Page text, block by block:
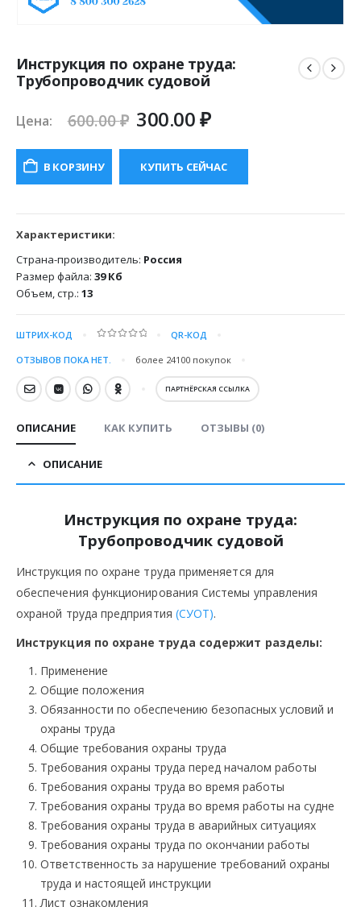
Инструкция по охране труда:
Трубопроводчик судовой
Цена: 600.00₽ Первоначальная
составляла
600.00 ₽.
300.00₽Текущая
300.00 ₽.
В КОРЗИНУ КУПИТЬ СЕЙЧАС
Характеристики:
Страна-производитель: Россия
Размер файла: 39 Кб
Объем, стр.: 13
ШТРИХ-КОД QR-КОД
ОТЗЫВОВ ПОКА НЕТ. более 24100 покупок
ПАРТНЁРСКАЯ ССЫЛКА
ОПИСАНИЕ КАК КУПИТЬ ОТЗЫВЫ (0)
ОПИСАНИЕ
Инструкция по охране труда:
Трубопроводчик судовой
Инструкция по охране труда применяется для
обеспечения функционирования Системы управления
охраной труда предприятия (СУОТ).
Инструкция по охране труда содержит разделы:
Применение
Общие положения
Обязанности по обеспечению безопасных условий и
охраны труда
Общие требования охраны труда
Требования охраны труда перед началом работы
Требования охраны труда во время работы
Требования охраны труда во время работы на судне
Требования охраны труда в аварийных ситуациях
Требования охраны труда по окончании работы
Ответственность за нарушение требований охраны
труда и настоящей инструкции
Лист ознакомления